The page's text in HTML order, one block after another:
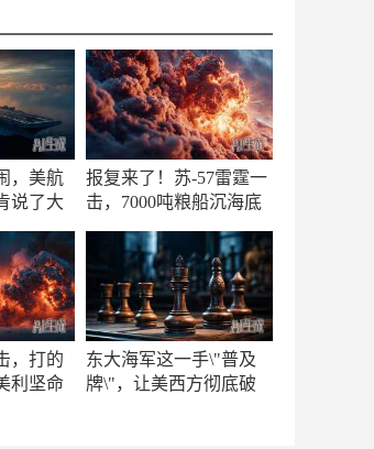
，美航
说了大
报复来了！苏-57雷霆一
击，7000吨粮船沉海底
，打的
利坚命
东大海军这一手\"普及
牌\"，让美西方彻底破